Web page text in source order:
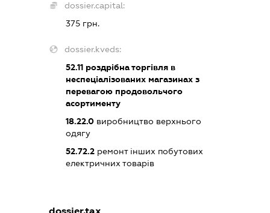
dossier.capital:
375 грн.
dossier.kveds:
52.11 роздрібна торгівля в
неспеціалізованих магазинах з
перевагою продовольчого
асортименту
18.22.0 виробництво верхнього
одягу
52.72.2 ремонт інших побутових
електричних товарів